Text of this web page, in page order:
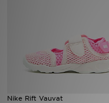
Nike Rift Vauvat
Tuotemerkit